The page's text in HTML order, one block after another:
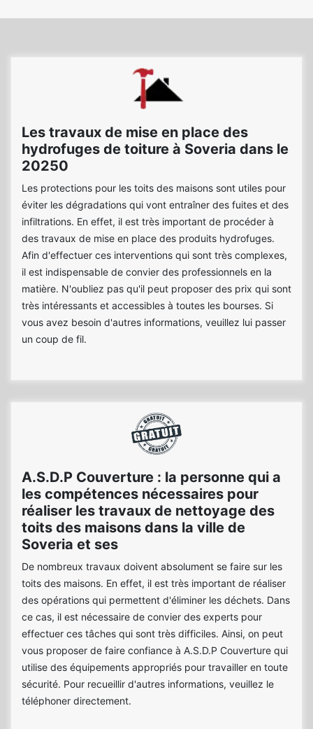
Les travaux de mise en place des
hydrofuges de toiture à Soveria dans le
20250
Les protections pour les toits des maisons sont utiles pour
éviter les dégradations qui vont entraîner des fuites et des
infiltrations. En effet, il est très important de procéder à
des travaux de mise en place des produits hydrofuges.
Afin d'effectuer ces interventions qui sont très complexes,
il est indispensable de convier des professionnels en la
matière. N'oubliez pas qu'il peut proposer des prix qui sont
très intéressants et accessibles à toutes les bourses. Si
vous avez besoin d'autres informations, veuillez lui passer
un coup de fil.
A.S.D.P Couverture : la personne qui a
les compétences nécessaires pour
réaliser les travaux de nettoyage des
toits des maisons dans la ville de
Soveria et ses
De nombreux travaux doivent absolument se faire sur les
toits des maisons. En effet, il est très important de réaliser
des opérations qui permettent d'éliminer les déchets. Dans
ce cas, il est nécessaire de convier des experts pour
effectuer ces tâches qui sont très difficiles. Ainsi, on peut
vous proposer de faire confiance à A.S.D.P Couverture qui
utilise des équipements appropriés pour travailler en toute
sécurité. Pour recueillir d'autres informations, veuillez le
téléphoner directement.